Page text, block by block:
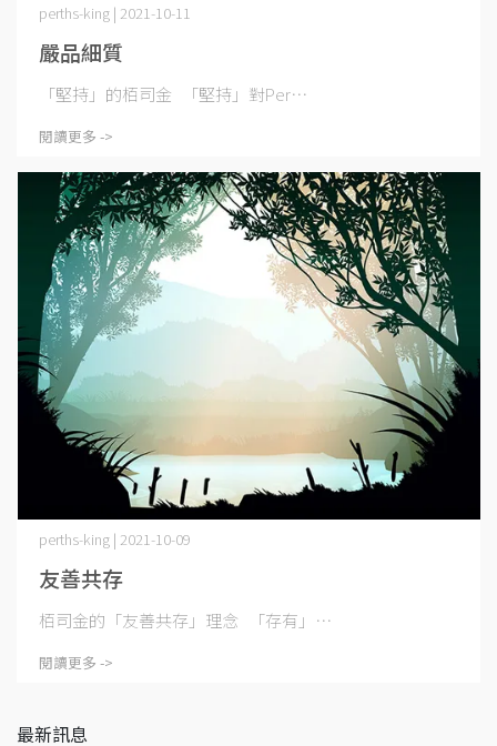
嚴品細質
perths-king | 2021-10-11
「堅持」的栢司金 「堅持」對Per⋯
閱讀更多 ->
友善共存
perths-king | 2021-10-09
栢司金的「友善共存」理念 「存有」⋯
閱讀更多 ->
最新訊息